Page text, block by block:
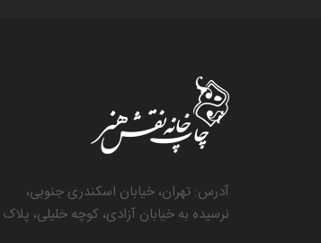
آدرس: تهران، خیابان اسکندری جنوبی،
نرسیده به خیابان آزادی، کوچه خلیلی، پلاک 1